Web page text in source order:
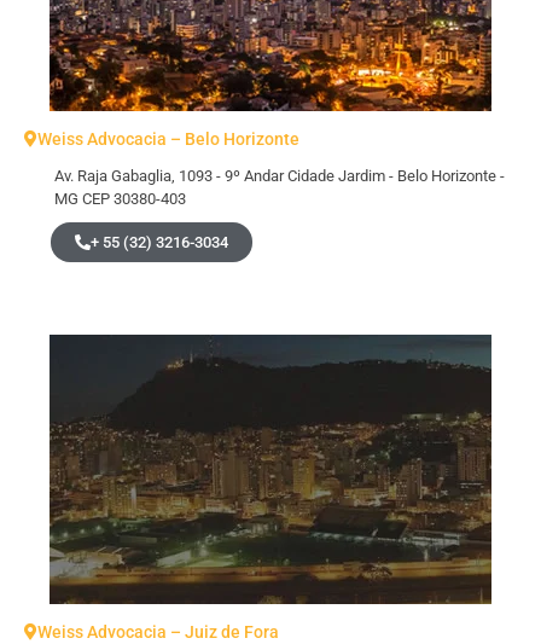
Weiss Advocacia – Belo Horizonte
Av. Raja Gabaglia, 1093 - 9º Andar Cidade Jardim - Belo Horizonte -
MG CEP 30380-403
+ 55 (32) 3216-3034
Weiss Advocacia – Juiz de Fora